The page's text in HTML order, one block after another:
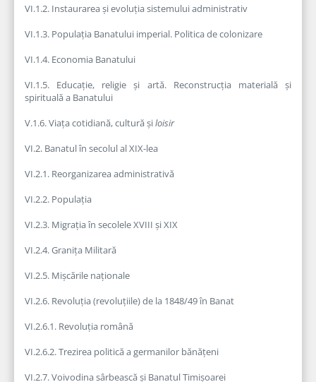
VI.1.2. Instaurarea și evoluția sistemului administrativ
VI.1.3. Populația Banatului imperial. Politica de colonizare
VI.1.4. Economia Banatului
VI.1.5. Educație, religie și artă. Reconstrucția materială și
spirituală a Banatului
V.1.6. Viața cotidiană, cultură șiloisir
VI.2. Banatul în secolul al XIX-lea
VI.2.1. Reorganizarea administrativă
VI.2.2. Populația
VI.2.3. Migrația în secolele XVIII și XIX
VI.2.4. Granița Militară
VI.2.5. Mișcările naționale
VI.2.6. Revoluția (revoluțiile) de la 1848/49 în Banat
VI.2.6.1. Revoluția română
VI.2.6.2. Trezirea politică a germanilor bănățeni
VI.2.7. Voivodina sârbească și Banatul Timișoarei